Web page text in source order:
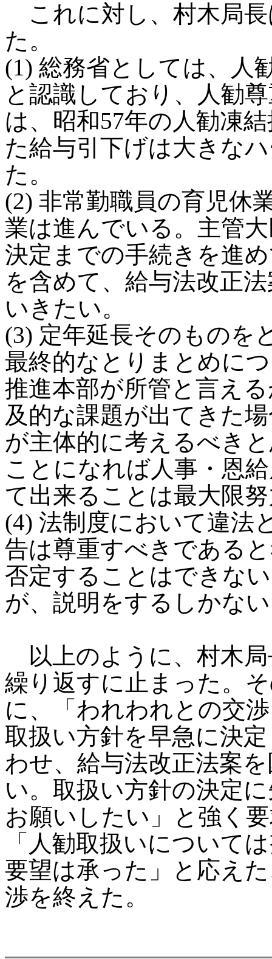
これに対し、村木局
た。
(1) 総務省としては、人
と認識しており、人勧
は、昭和57年の人勧凍
た給与引下げは大きな
た。
(2) 非常勤職員の育児休
業は進んでいる。主管
決定までの手続きを進
を含めて、給与法改正
いきたい。
(3) 定年延長そのものを
最終的なとりまとめに
推進本部が所管と言え
及的な課題が出てきた
が主体的に考えるべき
ことになれば人事・恩
て出来ることは最大限
(4) 法制度において違法
告は尊重すべきである
否定することはできな
が、説明をするしかな
以上のように、村木
繰り返すに止まった。
に、「われわれとの交
取扱い方針を早急に決
わせ、給与法改正法案
い。取扱い方針の決定
お願いしたい」と強く
「人勧取扱いについて
要望は承った」と応え
渉を終えた。